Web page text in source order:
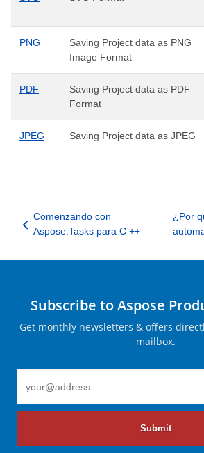
PNG
Saving Project data as PNG
Image Format
PDF
Saving Project data as PDF
Format
JPEG Saving Project data as JPEG
Comenzando con
Aspose.Tasks para C ++
¿Por
Subscribe to Aspose
Get monthly newsletters & offers
mailbox.
Submit